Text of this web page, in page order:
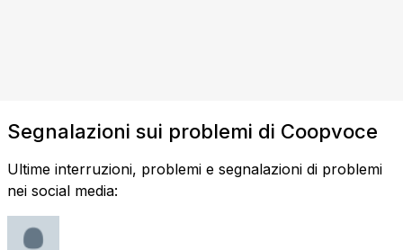
Segnalazioni sui problemi di Coopvoce
Ultime interruzioni, problemi e segnalazioni di problemi
nei social media: